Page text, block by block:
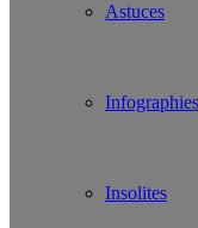
Astuces
Infographies
Insolites